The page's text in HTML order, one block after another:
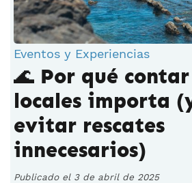
Eventos y Experiencias
🌊 Por qué
locales importa
evitar rescates
innecesarios)
Publicado el 3 de abril de 2025